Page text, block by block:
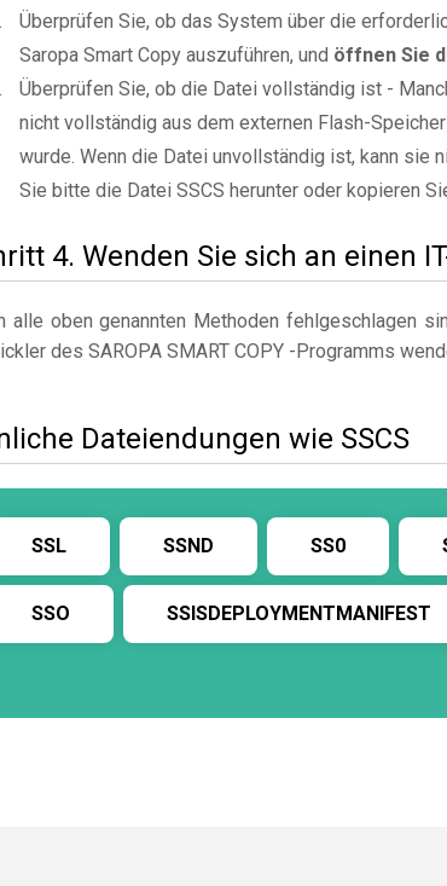
Überprüfen Sie, ob das System über die
Saropa Smart Copy auszuführen, und öffnen Sie
Überprüfen Sie, ob die Datei vollständig ist -
nicht vollständig aus dem externen Flash-
wurde. Wenn die Datei unvollständig ist, kann sie
Sie bitte die Datei SSCS herunter oder kopieren
4. Wenden Sie sich an einen
alle oben genannten Methoden fehlgeschlagen
des SAROPA SMART COPY -Programms
Dateiendungen wie SSCS
SSL SSND SS0
SSO SSISDEPLOYMENTMANIFEST